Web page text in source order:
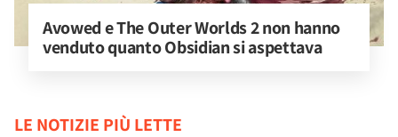
Avowed e The Outer Worlds 2 non hanno
venduto quanto Obsidian si aspettava
LE NOTIZIE PIÙ LETTE